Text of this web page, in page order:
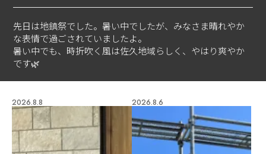
先日は地鎮祭でした。暑い中でしたが、みなさま晴れやか
な表情で過ごされていましたよ。
暑い中でも、時折吹く風は佐久地域らしく、やはり爽やか
です🌿
2026.8.8 2026.8.6